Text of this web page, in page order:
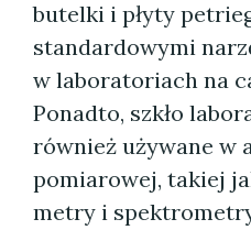
butelki i płyty
standardowymi
w laboratoriach na
Ponadto, szkło
również używane w
pomiarowej, takiej
metry i